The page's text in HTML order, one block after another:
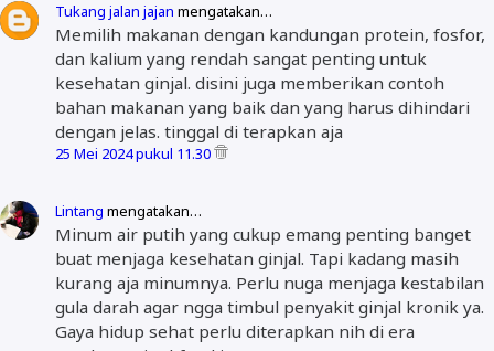
Tukang jalan jajan mengatakan…
Memilih makanan dengan kandungan protein, fosfor,
dan kalium yang rendah sangat penting untuk
kesehatan ginjal. disini juga memberikan contoh
bahan makanan yang baik dan yang harus dihindari
dengan jelas. tinggal di terapkan aja
25 Mei 2024 pukul 11.30
Lintang mengatakan…
Minum air putih yang cukup emang penting banget
buat menjaga kesehatan ginjal. Tapi kadang masih
kurang aja minumnya. Perlu nuga menjaga kestabilan
gula darah agar ngga timbul penyakit ginjal kronik ya.
Gaya hidup sehat perlu diterapkan nih di era